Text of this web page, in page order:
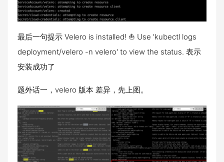
最后一句提示 Velero is installed! ⛵ Use 'kubectl logs
deployment/velero -n velero' to view the status. 表示
安装成功了
题外话一，velero 版本 差异，先上图。